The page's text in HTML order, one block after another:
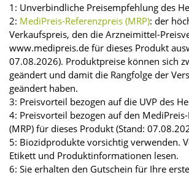
1: Unverbindliche Preisempfehlung des
2: MediPreis-Referenzpreis (MRP): der
Verkaufspreis, den die Arzneimittel-
www.medipreis.de für dieses Produkt
07.08.2026). Produktpreise können sich
geändert und damit die Rangfolge der
geändert haben.
3: Preisvorteil bezogen auf die UVP des
4: Preisvorteil bezogen auf den
(MRP) für dieses Produkt (Stand:
5: Biozidprodukte vorsichtig verwenden.
Etikett und Produktinformationen lesen.
6: Sie erhalten den Gutschein für Ihre erste